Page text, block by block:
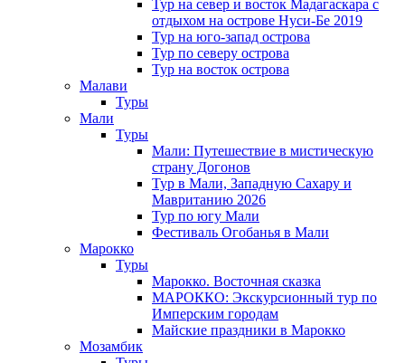
Тур на север и восток Мадагаскара с
отдыхом на острове Нуси-Бе 2019
Тур на юго-запад острова
Тур по северу острова
Тур на восток острова
Малави
Туры
Мали
Туры
Мали: Путешествие в мистическую
страну Догонов
Тур в Мали, Западную Сахару и
Мавританию 2026
Тур по югу Мали
Фестиваль Огобанья в Мали
Марокко
Туры
Марокко. Восточная сказка
МАРОККО: Экскурсионный тур по
Имперским городам
Майские праздники в Марокко
Мозамбик